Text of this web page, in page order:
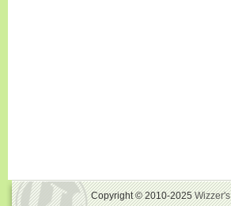
Copyright © 2010-2025